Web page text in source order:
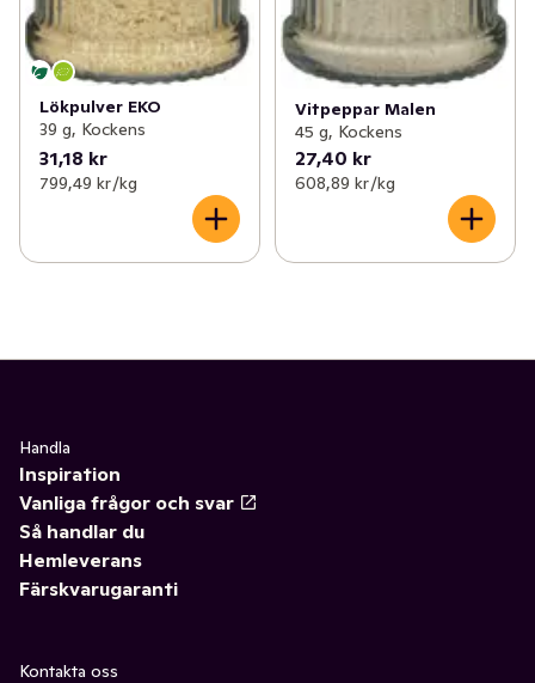
Lökpulver EKO
39 g, Kockens
31,18 kr
799,49 kr /kg
Vitpeppar Malen
45 g, Kockens
27,40 kr
608,89 kr /kg
Handla
Inspiration
Vanliga frågor och svar
Så handlar du
Hemleverans
Färskvarugaranti
Kontakta oss